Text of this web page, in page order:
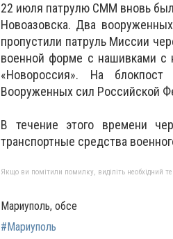
22 июля патрулю СММ вновь
Новоазовска. Два
пропустили патруль Миссии
военной форме с нашивками с
«Новороссия». На блокпост
Вооруженных сил Российской
В течение этого времени
транспортные средства
Якщо ви помітили помилку, виділіть необхідний
Мариуполь, обсе
#Мариуполь